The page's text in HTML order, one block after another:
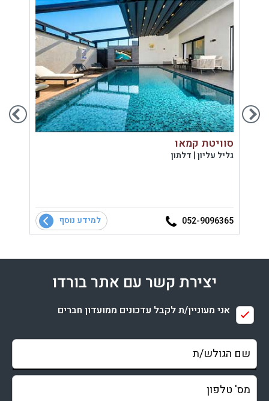
סוויטת קמאו
גליל עליון | דלתון
052-9096365 למידע נוסף
יצירת קשר עם אתר בורדו
אני מעוניין/ת לקבל עדכונים ממועדון חברים